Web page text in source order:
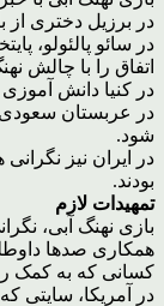
در برزیل دختری از
در سائو پالئولو،
اتفاق را با چالش
در کنیا دانش
در عربستان سعودی
شود.
در ایران نیز
بودند.
تمهیدات لازم
بازی نهنگ آبی،
همکاری صدها
کسانی که به کمک
در آمریکا، سایتی که اسمش «چالش نهنگ آبی» بود، یک چالش 50